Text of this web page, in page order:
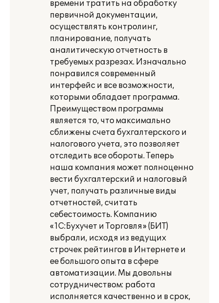
времени тратить на обработку
первичной документации,
осуществлять контролинг,
планирование, получать
аналитическую отчетность в
требуемых разрезах. Изначально
понравился современный
интерфейс и все возможности,
которыми обладает программа.
Преимуществом программы
является то, что максимально
сближены счета бухгалтерского и
налогового учета, это позволяет
отследить все обороты. Теперь
наша компания может полноценно
вести бухгалтерский и налоговый
учет, получать различные виды
отчетностей, считать
себестоимость. Компанию
«1С:Бухучет и Торговля» (БИТ)
выбрали, исходя из ведущих
строчек рейтингов в Интернете и
ее большого опыта в сфере
автоматизации. Мы довольны
сотрудничеством: работа
исполняется качественно и в срок,